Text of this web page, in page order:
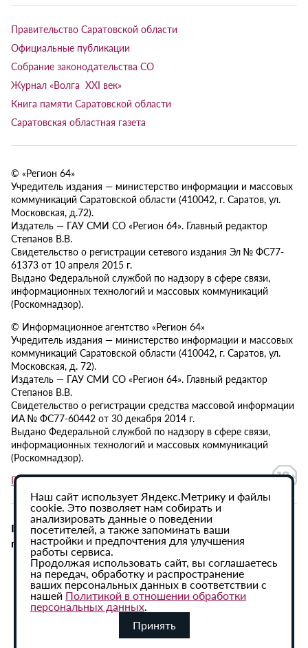
Правительство Саратовской области
Официальные публикации
Собрание законодательства СО
Журнал «Волга XXI век»
Книга памяти Саратовской области
Саратовская областная газета
© «Регион 64»
Учредитель издания — министерство информации и массовых
коммуникаций Саратовской области (410042, г. Саратов, ул.
Московская, д.72).
Издатель — ГАУ СМИ СО «Регион 64». Главный редактор
Степанов В.В.
Свидетельство о регистрации сетевого издания Эл № ФС77-
61373 от 10 апреля 2015 г.
Выдано Федеральной службой по надзору в сфере связи,
информационных технологий и массовых коммуникаций
(Роскомнадзор).
© Информационное агентство «Регион 64»
Учредитель издания — министерство информации и массовых
коммуникаций Саратовской области (410042, г. Саратов, ул.
Московская, д. 72).
Издатель — ГАУ СМИ СО «Регион 64». Главный редактор
Степанов В.В.
Свидетельство о регистрации средства массовой информации
ИА № ФС77-60442 от 30 декабря 2014 г.
Выдано Федеральной службой по надзору в сфере связи,
информационных технологий и массовых коммуникаций
(Роскомнадзор).
Политика в отношении обработки персональных данных
При использовании материалов сайта активная
гиперссылка на ИА «Регион 64» обязательна.
Наш сайт использует Яндекс.Метрику и файлы
cookie. Это позволяет нам собирать и
анализировать данные о поведении
посетителей, а также запоминать ваши
настройки и предпочтения для улучшения
работы сервиса.
Продолжая использовать сайт, вы соглашаетесь
на передач, обработку и распространение
ваших персональных данных в соответствии с
нашей Политикой в отношении обработки
персональных данных.
Принять